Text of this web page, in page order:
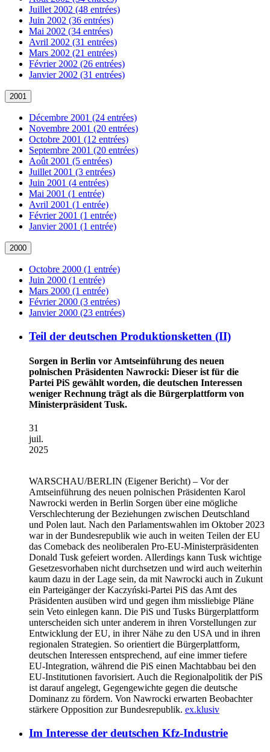
Juillet 2002 (48 entrées)
Juin 2002 (36 entrées)
Mai 2002 (34 entrées)
Avril 2002 (31 entrées)
Mars 2002 (21 entrées)
Février 2002 (26 entrées)
Janvier 2002 (31 entrées)
2001
Décembre 2001 (24 entrées)
Novembre 2001 (20 entrées)
Octobre 2001 (12 entrées)
Septembre 2001 (20 entrées)
Août 2001 (5 entrées)
Juillet 2001 (3 entrées)
Juin 2001 (4 entrées)
Mai 2001 (1 entrée)
Avril 2001 (1 entrée)
Février 2001 (1 entrée)
Janvier 2001 (1 entrée)
2000
Octobre 2000 (1 entrée)
Juin 2000 (1 entrée)
Mars 2000 (1 entrée)
Février 2000 (3 entrées)
Janvier 2000 (23 entrées)
Teil der deutschen Produktionsketten (II)
Sorgen in Berlin vor Amtseinführung des neuen
polnischen Präsidenten Nawrocki: Dieser ist für die
Partei PiS gewählt worden, die deutschen Interessen
weniger Rechnung trägt als die Bürgerplattform von
Ministerpräsident Tusk.
31
juil.
2025
WARSCHAU/BERLIN (Eigener Bericht) – Vor der
Amtseinführung des neuen polnischen Präsidenten Karol
Nawrocki werden in Berlin Sorgen über eine mögliche
Verschlechterung der Beziehungen zwischen Deutschland
und Polen laut. Nach den Parlamentswahlen im Oktober 2023
war in der Bundesrepublik wie auch in weiten Teilen der EU
das Comeback des neoliberalen Pro-EU-Ministerpräsidenten
Donald Tusk gefeiert worden. Allerdings kann Tusk wichtige
Gesetzesvorhaben nicht durchsetzen und wird auch weiterhin
kaum dazu in der Lage sein, da mit Nawrocki auch in Zukunt
ein Parteigänger der Kaczyński-Partei PiS das Amt des
Präsidenten ausüben wird und gegen ihm missliebige Pläne
sein Veto einlegen kann. Die PiS und Tusks Bürgerplattform
unterscheiden sich unter anderem in ihren Vorstellungen zur
Entwicklung der EU, in ihrer Nähe zu den USA und in ihren
regionalen Strategien. So orientiert die Bürgerplattform,
deutschen Interessen entsprechend, auf eine immer tiefere
EU-Integration, während die PiS einen Machtabbau bei den
EU-Institutionen favorisiert. Auch die Regionalpolitik der PiS
ist darauf angelegt, Gegengewichte gegen die deutsche
Dominanz zu fördern. Von Nawrocki erwarten Beobachter
stärkere Opposition zur Bundesrepublik. ex.klusiv
Im Interesse der deutschen Kfz-Industrie